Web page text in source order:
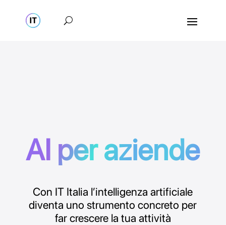
AI per aziende
Con IT Italia l’intelligenza artificiale
diventa uno strumento concreto per
far crescere la tua attività